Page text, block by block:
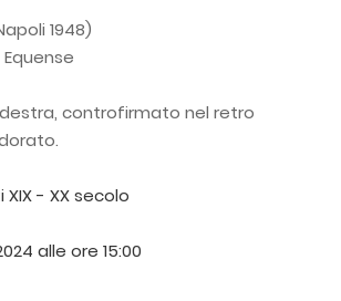
1948)
controfirmato nel retro
XIX - XX secolo
alle ore 15:00